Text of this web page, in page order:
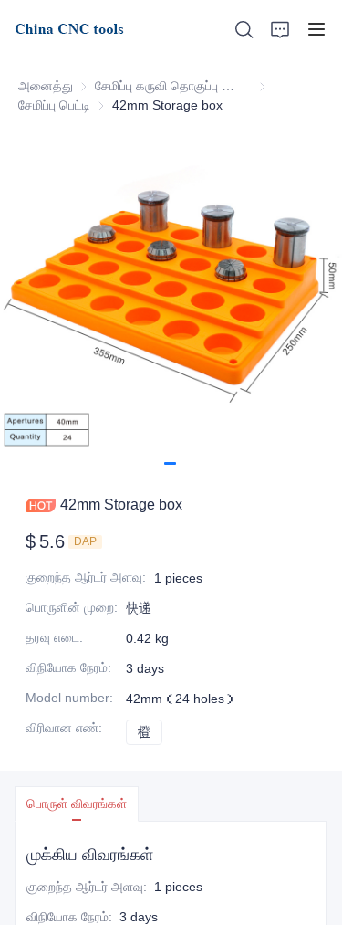
அனைத்து
சேமிப்பு
சேமிப்பு பெட்டி
சேமிப்பு பெட்டி
42mm Storage box
42mm Storage box
$ 5.6 DAP
குறைந்த ஆர்டர் அளவு:
1 pieces
பொருளின் முறை:
快递
தரவு எடை :
0.42 kg
விநியோக நேரம்:
3 days
Model number:
42mm（24 holes）
விரிவான எண்: 橙
பொருள் விவரங்கள்
முக்கிய விவரங்கள்
குறைந்த ஆர்டர் அளவு: 1 pieces
விநியோக நேரம்: 3 days
தயாரிப்புகள்
செய்திகள்
ஆதரவு